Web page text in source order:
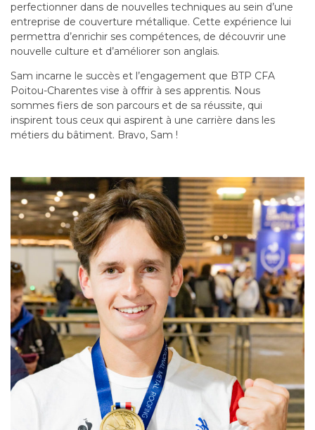
perfectionner dans de nouvelles techniques au sein d’une
entreprise de couverture métallique. Cette expérience lui
permettra d’enrichir ses compétences, de découvrir une
nouvelle culture et d’améliorer son anglais.
Sam incarne le succès et l’engagement que BTP CFA
Poitou-Charentes vise à offrir à ses apprentis. Nous
sommes fiers de son parcours et de sa réussite, qui
inspirent tous ceux qui aspirent à une carrière dans les
métiers du bâtiment. Bravo, Sam !